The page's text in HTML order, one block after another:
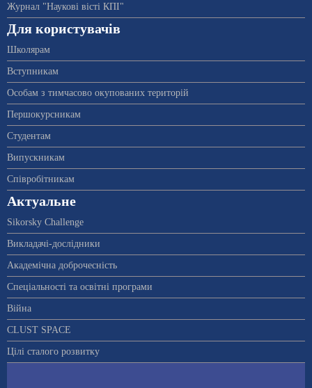
Журнал "Наукові вісті КПІ"
Для користувачів
Школярам
Вступникам
Особам з тимчасово окупованих територій
Першокурсникам
Студентам
Випускникам
Співробітникам
Актуальне
Sikorsky Challenge
Викладачі-дослідники
Академічна доброчесність
Спеціальності та освітні програми
Війна
CLUST SPACE
Цілі сталого розвитку